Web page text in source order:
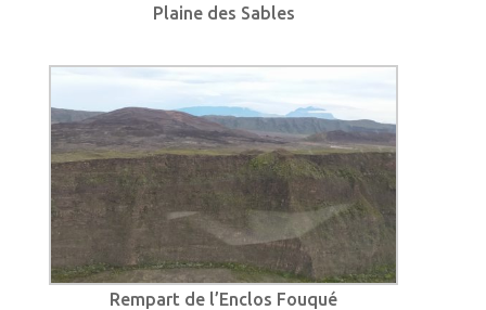
Plaine des Sables
Rempart de l’Enclos Fouqué